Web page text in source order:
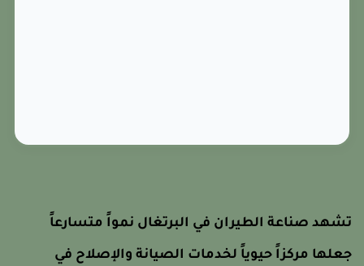
صناعة الطيران في البرتغال نمواً متسارعاً
مركزاً حيوياً لخدمات الصيانة والإصلاح في